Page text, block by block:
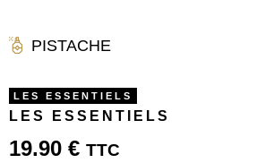
PISTACHE
LES ESSENTIELS
LES ESSENTIELS
19.90 € TTC